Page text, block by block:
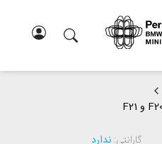
گارانتی: ندارد